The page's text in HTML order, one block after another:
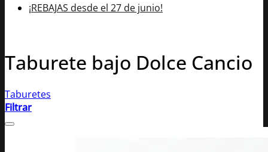
¡REBAJAS desde el 27 de junio!
Taburete bajo Dolce Cancio
Taburetes
Filtrar